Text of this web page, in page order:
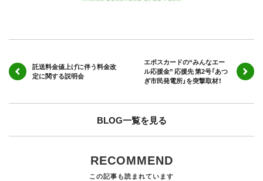
託送料金値上げに伴う料金改
定に関する説明会
エポスカードの“みんなエー
ル応援金” 応援先 第2号「あつ
ぎ市民発電所」を突撃取材！
BLOG一覧を見る
RECOMMEND
この記事も読まれています